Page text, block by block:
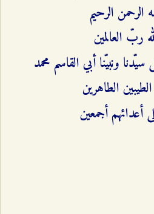
الرحمن الرحيم
ربّ العالمين
ونبيّنا أبي القاسم محمد
الطاهرين
أعدائهم أجمعين